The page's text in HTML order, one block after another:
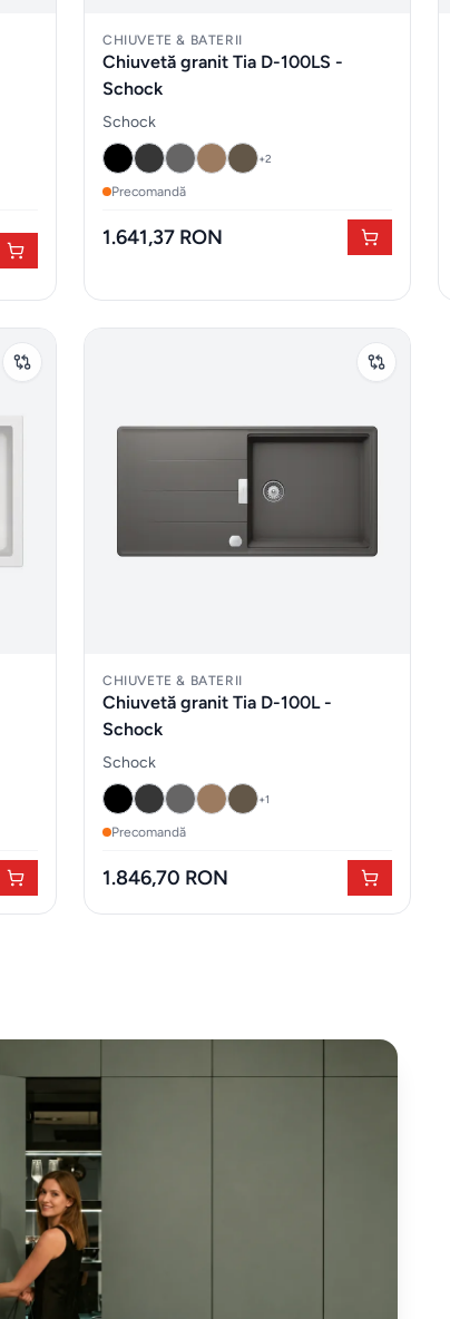
CHIUVETE & BATERII
Chiuvetă granit Tia D-100LS -
Schock
Schock
+2
Precomandă
1.641,37 RON
CHIUVETE & BATERII
Chiuvetă granit Tia D-100L -
Schock
Schock
+1
Precomandă
1.846,70 RON